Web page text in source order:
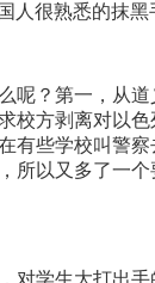
人很熟悉的抹黑
呢？第一，从
校方剥离对以
有些学校叫警
所以又多了一
对学生大打出